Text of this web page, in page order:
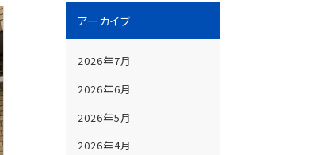
アーカイブ
2026年7月
2026年6月
2026年5月
2026年4月